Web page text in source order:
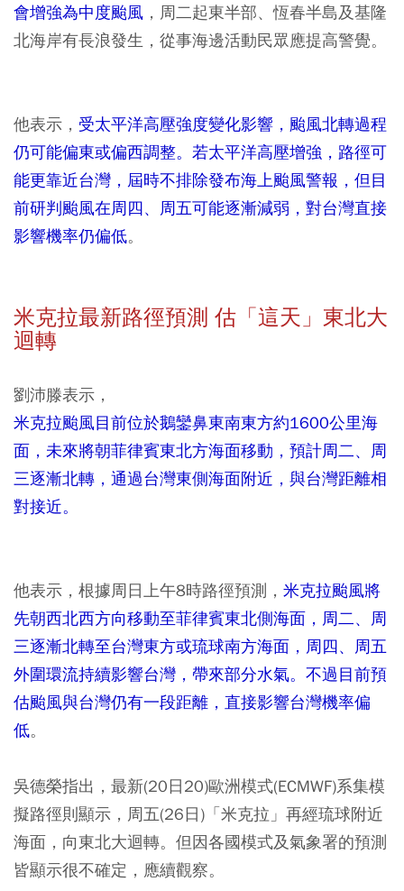
會增強為中度颱風 ，周二起東半部、恆春半島及基隆
北海岸有長浪發生，從事海邊活動民眾應提高警覺。
他表示， 受太平洋高壓強度變化影響，颱風北轉過程
仍可能偏東或偏西調整。若太平洋高壓增強，路徑可
能更靠近台灣，屆時不排除發布海上颱風警報，但目
前研判颱風在周四、周五可能逐漸減弱，對台灣直接
影響機率仍偏低。
米克拉最新路徑預測 估「這天」東北大
迴轉
劉沛滕表示，
米克拉颱風目前位於鵝鑾鼻東南東方約1600公里海
面，未來將朝菲律賓東北方海面移動，預計周二、周
三逐漸北轉，通過台灣東側海面附近，與台灣距離相
對接近。
他表示，根據周日上午8時路徑預測， 米克拉颱風將
先朝西北西方向移動至菲律賓東北側海面，周二、周
三逐漸北轉至台灣東方或琉球南方海面，周四、周五
外圍環流持續影響台灣，帶來部分水氣。不過目前預
估颱風與台灣仍有一段距離，直接影響台灣機率偏
低。
吳德榮指出，最新(20日20)歐洲模式(ECMWF)系集模
擬路徑則顯示，周五(26日)「米克拉」再經琉球附近
海面，向東北大迴轉。但因各國模式及氣象署的預測
皆顯示很不確定，應續觀察。